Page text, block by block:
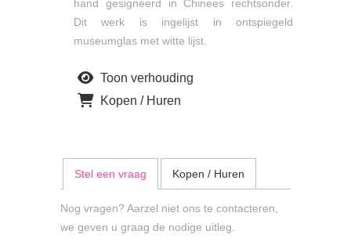
hand gesigneerd in Chinees rechtsonder.
Dit werk is ingelijst in ontspiegeld
museumglas met witte lijst.
Toon verhouding
Kopen / Huren
Stel een vraag Kopen / Huren
Nog vragen? Aarzel niet ons te contacteren,
we geven u graag de nodige uitleg.